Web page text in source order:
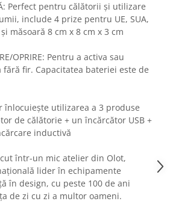
ceasuri
copii
Perfect pentru călătorii și utilizare
include 4 prize pentru UE, SUA,
măsoară 8 cm x 8 cm x 3 cm
OPRIRE: Pentru a activa sau
fără fir. Capacitatea bateriei este de
înlocuiește utilizarea a 3 produse
de călătorie + un încărcător USB +
inductivă
într-un mic atelier din Olot,
lider în echipamente
în design, cu peste 100 de ani
de zi cu zi a multor oameni.